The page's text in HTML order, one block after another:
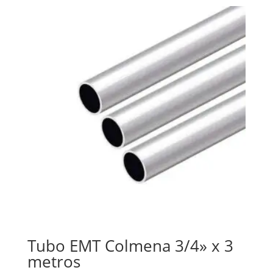
Tubo EMT Colmena 3/4» x 3
metros